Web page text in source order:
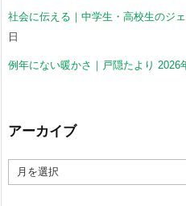
社会に伝える｜中学生・高校生のジ
日
例年にない暖かさ｜戸隠たより 2026
アーカイブ
ー